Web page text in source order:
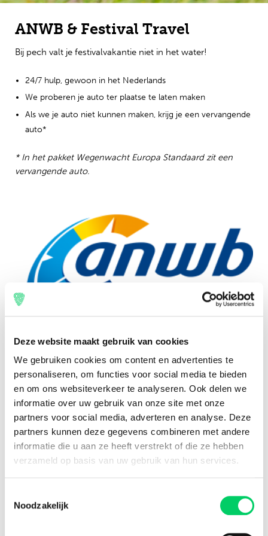
Deze website maakt gebruik van cookies
We gebruiken cookies om content en advertenties te
personaliseren, om functies voor social media te bieden
en om ons websiteverkeer te analyseren. Ook delen we
informatie over uw gebruik van onze site met onze
partners voor social media, adverteren en analyse. Deze
partners kunnen deze gegevens combineren met andere
informatie die u aan ze heeft verstrekt of die ze hebben
verzameld op basis van uw gebruik van hun services.
Noodzakelijk
Engels
ANWB & Festival Travel
Bij pech valt je festivalvakantie niet in het water!
24/7 hulp, gewoon in het Nederlands
We proberen je auto ter plaatse te laten maken
Als we je auto niet kunnen maken, krijg je een vervangende
auto*
* In het pakket Wegenwacht Europa Standaard zit een
vervangende auto.
Sluit nu Wegenwacht Europa Standaard af! –
http://www.anwb.nl/wegenwacht/jongeren
Heb ik een creditcard nodig voor een vervangende auto?
Ja! Om borg te betalen voor een vervangende auto heb je
vaak een Creditcard nodig. Heb je deze nog niet? Dan kun
je die voor € 1,- per maand afsluiten bij ANWB. Bovendien
is de Creditcard het eerste jaar gratis en krijg je € 25,-
http://www.anwb.nl/creditcard/creditcard-jongeren